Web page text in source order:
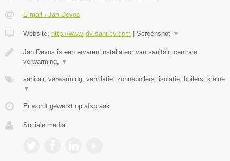
E-mail › Jan Devos
Website: http://www.jdv-sani-cv.com Screenshot ▼
Jan Devos is een ervaren installateur van sanitair, centrale
verwarming,
▼
sanitair, verwarming, ventilatie, zonneboilers, isolatie, boilers, kleine
▼
Er wordt gewerkt op afspraak.
Sociale media: